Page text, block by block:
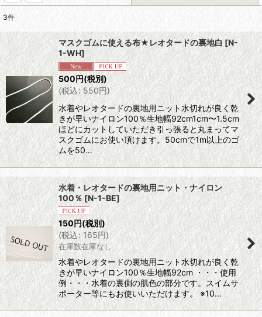
並び順:
絞り込む
3件
マスクゴムに使える布★レオタードの裏地白 [N-
1-WH]
500円(税別)
(税込: 550円)
水着やレオタードの裏地用ニット水切れが良く乾
きが早いナイロン100％生地幅92cm1cm〜1.5cm
ほどにカットしていただき引っ張ると丸まってマ
スクゴムにお使い頂けます。50cmで1m以上のゴ
ムを50…
水着・レオタードの裏地用ニット・ナイロン
100％ [N-1-BE]
150円(税別)
(税込: 165円)
在庫数在庫なし
水着やレオタードの裏地用ニット水切れが良く乾
きが早いナイロン100％生地幅92cm ・・・使用
例・・・水着の裏側の肌色の部分です。スイムサ
ポーター等にもお使いいただけます。 ※10…